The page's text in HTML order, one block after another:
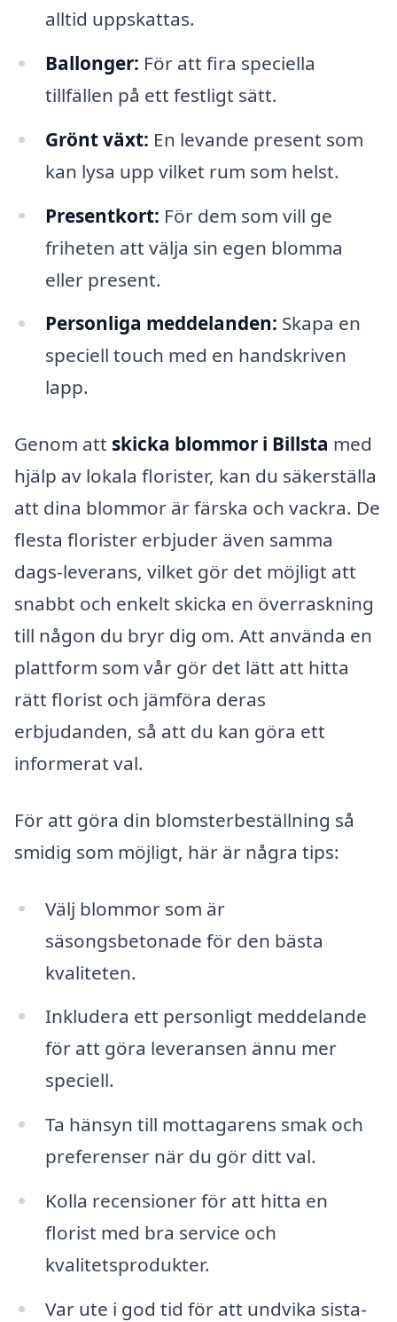
alltid uppskattas.
Ballonger: För att fira speciella
tillfällen på ett festligt sätt.
Grönt växt: En levande present som
kan lysa upp vilket rum som helst.
Presentkort: För dem som vill ge
friheten att välja sin egen blomma
eller present.
Personliga meddelanden: Skapa en
speciell touch med en handskriven
lapp.
Genom att skicka blommor i Billsta med
hjälp av lokala florister, kan du säkerställa
att dina blommor är färska och vackra. De
flesta florister erbjuder även samma
dags-leverans, vilket gör det möjligt att
snabbt och enkelt skicka en överraskning
till någon du bryr dig om. Att använda en
plattform som vår gör det lätt att hitta
rätt florist och jämföra deras
erbjudanden, så att du kan göra ett
informerat val.
För att göra din blomsterbeställning så
smidig som möjligt, här är några tips:
Välj blommor som är
säsongsbetonade för den bästa
kvaliteten.
Inkludera ett personligt meddelande
för att göra leveransen ännu mer
speciell.
Ta hänsyn till mottagarens smak och
preferenser när du gör ditt val.
Kolla recensioner för att hitta en
florist med bra service och
kvalitetsprodukter.
Var ute i god tid för att undvika sista-